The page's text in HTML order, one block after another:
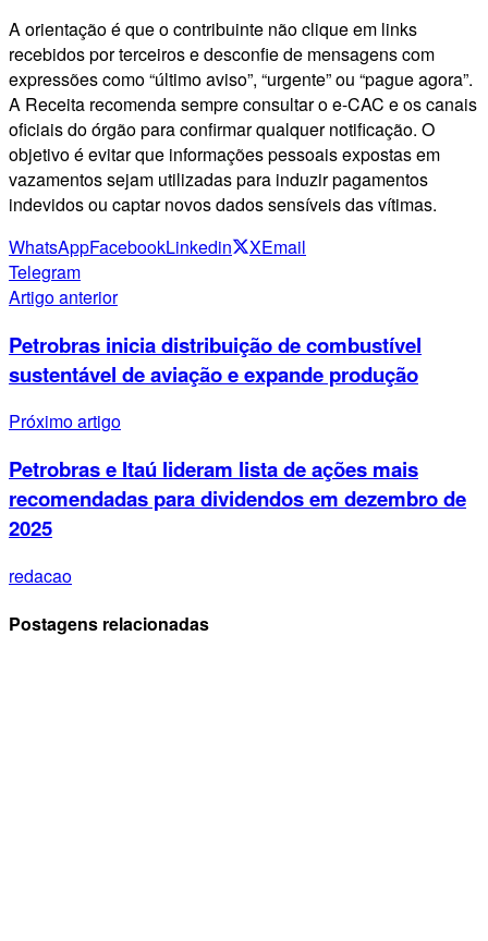
A orientação é que o contribuinte não clique em links
recebidos por terceiros e desconfie de mensagens com
expressões como “último aviso”, “urgente” ou “pague agora”.
A Receita recomenda sempre consultar o e-CAC e os canais
oficiais do órgão para confirmar qualquer notificação. O
objetivo é evitar que informações pessoais expostas em
vazamentos sejam utilizadas para induzir pagamentos
indevidos ou captar novos dados sensíveis das vítimas.
WhatsAppFacebookLinkedin XEmail
Telegram
Artigo anterior
Petrobras inicia distribuição de combustível
sustentável de aviação e expande produção
Próximo artigo
Petrobras e Itaú lideram lista de ações mais
recomendadas para dividendos em dezembro de
2025
redacao
Postagens relacionadas